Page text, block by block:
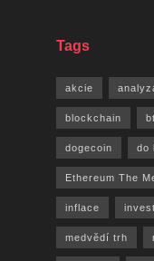
Tags
akcie
blockchain
dogecoin do
Ethereum The
inflace
medvědí trh